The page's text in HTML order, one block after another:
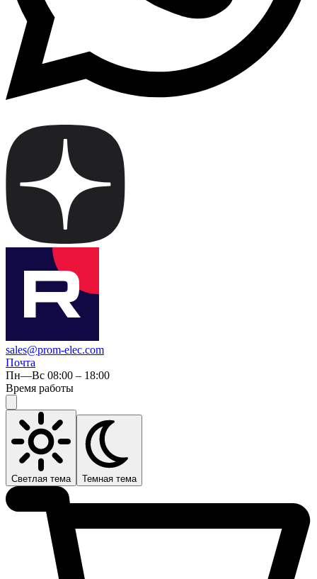
sales@prom-elec.com
Почта
Пн—Вс 08:00 – 18:00
Время работы
Светлая тема Темная тема